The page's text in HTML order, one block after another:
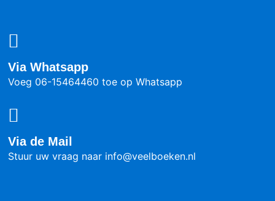
Via Whatsapp
Voeg 06-15464460 toe op Whatsapp
Via de Mail
Stuur uw vraag naar info@veelboeken.nl